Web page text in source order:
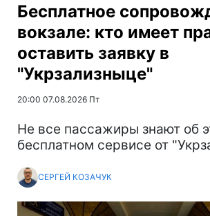
Бесплатное
вокзале: кто имеет
оставить заявку в
"Укрзализныце"
20:00 07.08.2026 Пт
Не все пассажиры знают об
бесплатном сервисе от
СЕРГЕЙ КОЗАЧУК